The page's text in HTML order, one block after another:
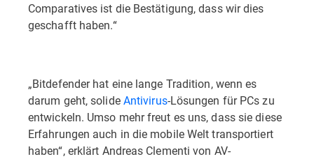
Comparatives ist die Bestätigung, dass wir dies
geschafft haben.“
„Bitdefender hat eine lange Tradition, wenn es
darum geht, solideAntivirus-Lösungen für PCs zu
entwickeln. Umso mehr freut es uns, dass sie diese
Erfahrungen auch in die mobile Welt transportiert
haben“, erklärt Andreas Clementi von AV-